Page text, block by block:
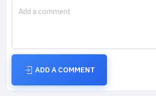
ADD A COMMENT